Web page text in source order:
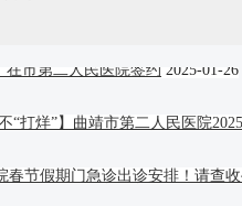
年1月份采供血情况
在市第二人民医院签约 2025-01-26
“打烊”】曲靖市第二人民医院
春节假期门急诊出诊安排！请查